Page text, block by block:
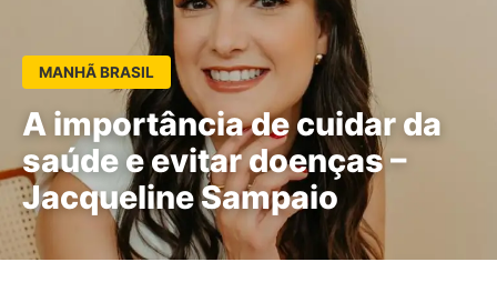
MANHÃ BRASIL
A importância de cuidar da
saúde e evitar doenças –
Jacqueline Sampaio